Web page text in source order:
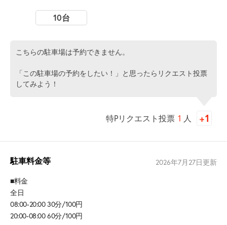
10台
こちらの駐車場は予約できません。
「この駐車場の予約をしたい！」と思ったらリクエスト投票
してみよう！
特Pリクエスト投票 1 人
駐車料金等 2026年7月27日更新
■料金
全日
08:00-20:00 30分/100円
20:00-08:00 60分/100円